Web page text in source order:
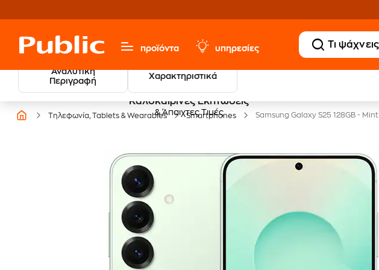
προϊόντα υπηρεσίες
Αναλυτική
Περιγραφή
Χαρακτηριστικά
Καλοκαιρινές Εκπτώσεις
& Άπαιχτες Τιμές
Τηλεφωνία, Tablets & Wearables Smartphones Samsung Galaxy S25 128GB - Mint